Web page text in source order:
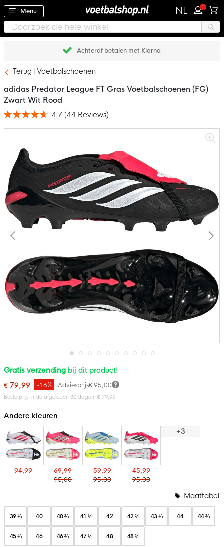
Menu NL 1
Achteraf betalen met Klarna
Terug Voetbalschoenen
afbeeldingen-
gallerij
Ga
naar
begin
van
gallerij
adidas Predator League FT Gras Voetbalschoenen (FG)
Zwart Wit Rood
Waardering: 4.7 (44 Reviews)
Gratis verzending bij dit product!
€ 79,99
Adviesprijs€ 95,00
-16%
Beste prijs in de afgelopen 30 dagen: € 79,99
Andere kleuren
94,99
69,99
95,00
59,99
95,00
45,99
95,00
+3
39 ⅓ 40 40 ⅔ 41 ⅓ 42 42 ⅔ 43 ⅓ 44 44 ⅔
45 ⅓ 46 46 ⅔ 47 ⅓ 48 48 ⅔
Maattabel